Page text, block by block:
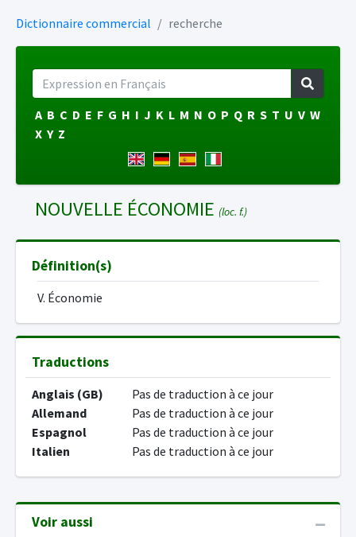
Dictionnaire commercial recherche
A B C D E F G H I J K L M N O P Q R S T U V W
X Y Z
NOUVELLE ÉCONOMIE (loc. f.)
Définition(s)
V. Économie
Traductions
Anglais (GB)
Pas de traduction à ce jour
Allemand
Pas de traduction à ce jour
Espagnol
Pas de traduction à ce jour
Italien
Pas de traduction à ce jour
Voir aussi